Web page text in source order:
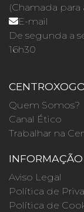
(Chamada para
E-mail
De segunda a
16h30
Quem Somos?
Canal Ético
Trabalhar na
Aviso Legal
Política de
Política de